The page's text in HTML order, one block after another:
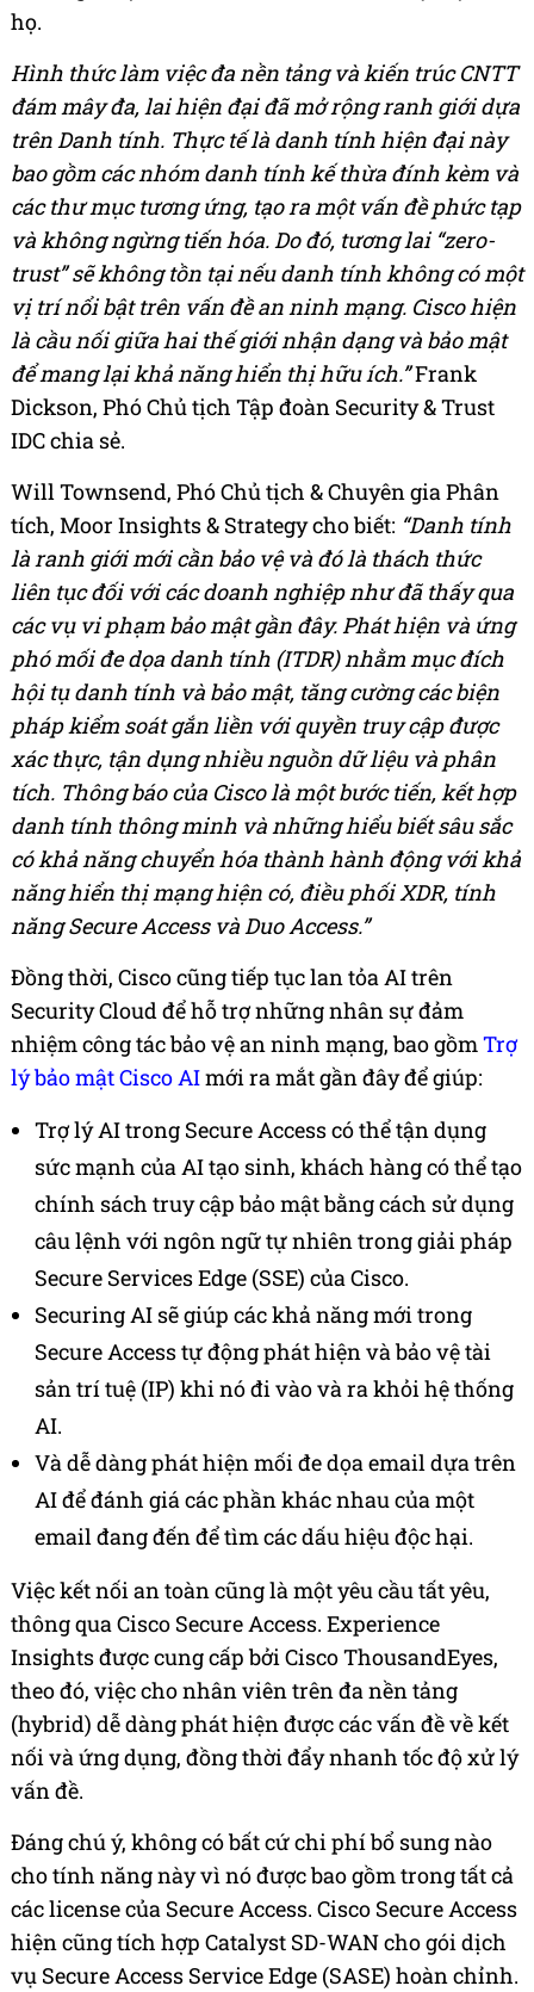
họ.
Hình thức làm việc đa nền tảng và kiến trúc CNTT
đám mây đa, lai hiện đại đã mở rộng ranh giới dựa
trên Danh tính. Thực tế là danh tính hiện đại này
bao gồm các nhóm danh tính kế thừa đính kèm và
các thư mục tương ứng, tạo ra một vấn đề phức tạp
và không ngừng tiến hóa. Do đó, tương lai “zero-
trust” sẽ không tồn tại nếu danh tính không có một
vị trí nổi bật trên vấn đề an ninh mạng. Cisco hiện
là cầu nối giữa hai thế giới nhận dạng và bảo mật
để mang lại khả năng hiển thị hữu ích.”Frank
Dickson, Phó Chủ tịch Tập đoàn Security & Trust
IDC chia sẻ.
Will Townsend, Phó Chủ tịch & Chuyên gia Phân
tích, Moor Insights & Strategy cho biết: “Danh tính
là ranh giới mới cần bảo vệ và đó là thách thức
liên tục đối với các doanh nghiệp như đã thấy qua
các vụ vi phạm bảo mật gần đây. Phát hiện và ứng
phó mối đe dọa danh tính (ITDR) nhằm mục đích
hội tụ danh tính và bảo mật, tăng cường các biện
pháp kiểm soát gắn liền với quyền truy cập được
xác thực, tận dụng nhiều nguồn dữ liệu và phân
tích. Thông báo của Cisco là một bước tiến, kết hợp
danh tính thông minh và những hiểu biết sâu sắc
có khả năng chuyển hóa thành hành động với khả
năng hiển thị mạng hiện có, điều phối XDR, tính
năng Secure Access và Duo Access.”
Đồngthời, Cisco cũngtiếp tục lan tỏa AI trên
Security Cloud để hỗ trợ những nhân sự đảm
nhiệm công tác bảo vệ an ninh mạng, bao gồmTrợ
lý bảo mật Cisco AImới ra mắt gần đâyđể giúp:
Trợ lý AI trong Secure Access có thể tận dụng
sức mạnh của AI tạo sinh, khách hàng có thể tạo
chính sách truy cập bảo mật bằng cách sử dụng
câu lệnh với ngôn ngữ tự nhiên trong giải pháp
Secure Services Edge (SSE) của Cisco.
Securing AI sẽ giúp các khả năng mới trong
Secure Access tự động phát hiện và bảo vệ tài
sản trí tuệ (IP) khi nó đi vào và ra khỏi hệ thống
AI.
Và dễ dàng phát hiện mối đe dọa email dựa trên
AI để đánh giá các phần khác nhau của một
email đang đến để tìm các dấu hiệu độc hại.
Việc kết nối an toàn cũng là một yêu cầu tất yêu,
thông qua Cisco Secure Access. Experience
Insights được cung cấp bởi Cisco ThousandEyes,
theo đó, việc cho nhân viên trên đa nền tảng
(hybrid) dễ dàng phát hiện được các vấn đề về kết
nối và ứng dụng, đồng thời đẩy nhanh tốc độ xử lý
vấn đề.
Đáng chú ý, không có bất cứ chi phí bổ sung nào
cho tính năng này vì nó được bao gồm trong tất cả
các license của Secure Access. Cisco Secure Access
hiện cũng tích hợp Catalyst SD-WAN cho gói dịch
vụ Secure Access Service Edge (SASE) hoàn chỉnh.